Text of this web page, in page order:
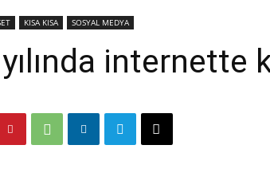
KISA KISA SOSYAL MEDYA
internette